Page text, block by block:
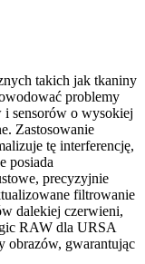
takich jak tkaniny
problemy
sensorów o wysokiej
Zastosowanie
tę interferencję,
posiada
precyzyjnie
filtrowanie
dalekiej czerwieni,
RAW dla URSA
obrazów, gwarantując